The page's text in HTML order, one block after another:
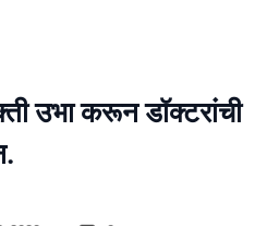
उभा करून डॉक्टरांची